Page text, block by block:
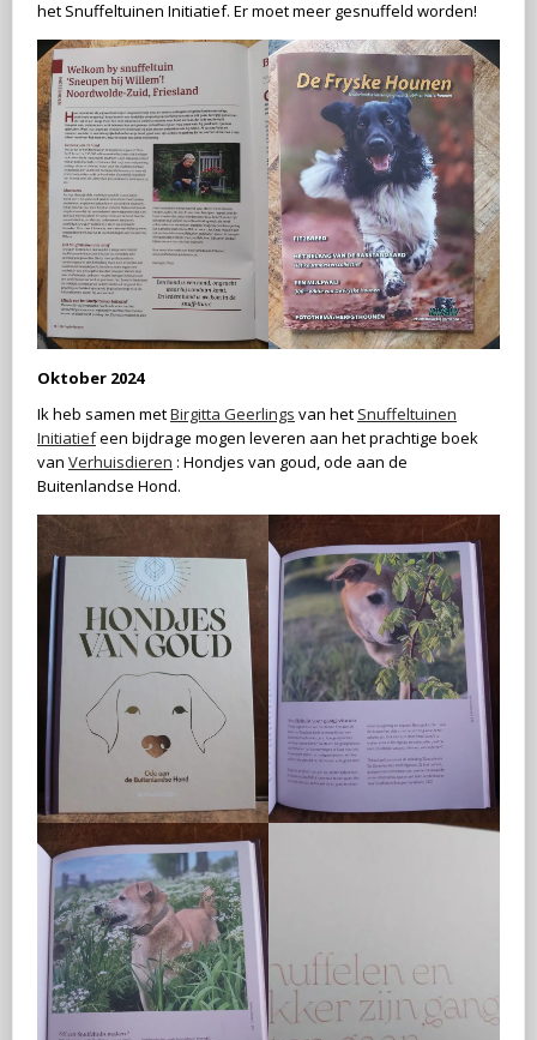
het Snuffeltuinen Initiatief. Er moet meer gesnuffeld worden!
Oktober 2024
Ik heb samen metBirgitta Geerlings van het Snuffeltuinen
Initiatiefeen bijdrage mogen leveren aan het prachtige boek
van Verhuisdieren : Hondjes van goud, ode aan de
Buitenlandse Hond.